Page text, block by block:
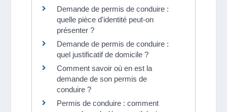
Demande de permis de conduire :
quelle pièce d'identité peut-on
présenter ?
Demande de permis de conduire :
quel justificatif de domicile ?
Comment savoir où en est la
demande de son permis de
conduire ?
Permis de conduire : comment